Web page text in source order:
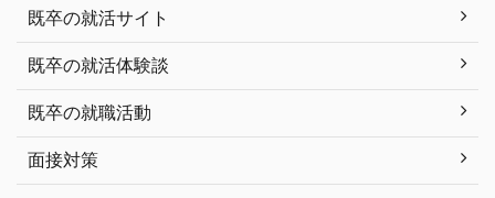
既卒の就活サイト
既卒の就活体験談
既卒の就職活動
面接対策